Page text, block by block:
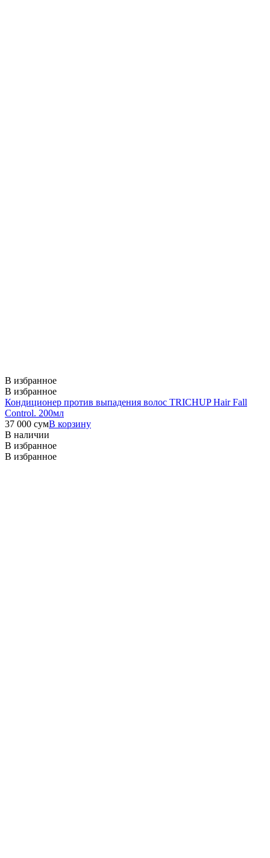
В избранное
В избранное
Кондиционер против выпадения волос TRICHUP Hair Fall
Control. 200мл
37 000 сумВ корзину
В наличии
В избранное
В избранное